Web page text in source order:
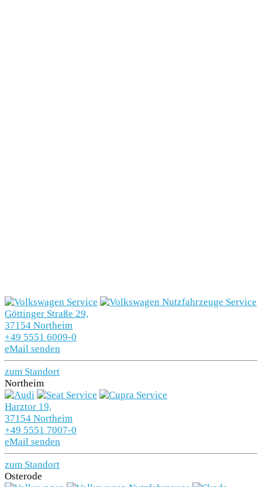
Göttinger Straße 29,
37154 Northeim
+49 5551 6009-0
eMail senden
zum Standort
Northeim
Harztor 19,
37154 Northeim
+49 5551 7007-0
eMail senden
zum Standort
Osterode